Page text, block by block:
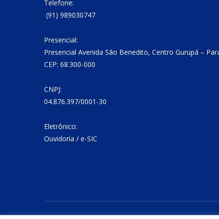
Telefone:
(91) 989030747
Presencial:
Presencial Avenida São Benedito, Centro Gurupá –
CEP: 68.300-000
CNPJ:
04.876.397/0001-30
Eletrônico:
Ouvidoria / e-SIC